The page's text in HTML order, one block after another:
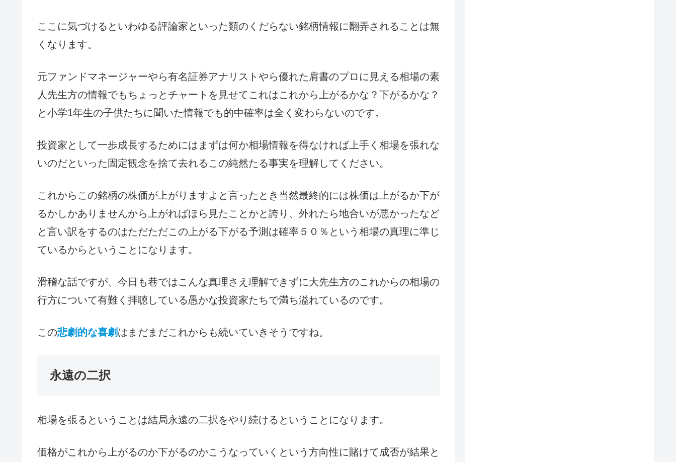
ここに気づけるといわゆる評論家といった類のくだらない銘柄情報に翻弄されることは無
くなります。
元ファンドマネージャーやら有名証券アナリストやら優れた肩書のプロに見える相場の素
人先生方の情報でもちょっとチャートを見せてこれはこれから上がるかな？下がるかな？
と小学1年生の子供たちに聞いた情報でも的中確率は全く変わらないのです。
投資家として一歩成長するためにはまずは何か相場情報を得なければ上手く相場を張れな
いのだといった固定観念を捨て去れるこの純然たる事実を理解してください。
これからこの銘柄の株価が上がりますよと言ったとき当然最終的には株価は上がるか下が
るかしかありませんから上がればほら見たことかと誇り、外れたら地合いが悪かったなど
と言い訳をするのはただただこの上がる下がる予測は確率５０％という相場の真理に準じ
ているからということになります。
滑稽な話ですが、今日も巷ではこんな真理さえ理解できずに大先生方のこれからの相場の
行方について有難く拝聴している愚かな投資家たちで満ち溢れているのです。
この悲劇的な喜劇はまだまだこれからも続いていきそうですね。
永遠の二択
相場を張るということは結局永遠の二択をやり続けるということになります。
価格がこれから上がるのか下がるのかこうなっていくという方向性に賭けて成否が結果と